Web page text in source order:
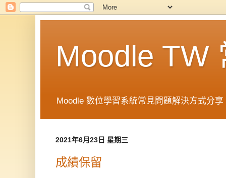
Moodle TW
Moodle 數位學習系統常見問題解決方式分享
2021年6月23日 星期三
成績保留